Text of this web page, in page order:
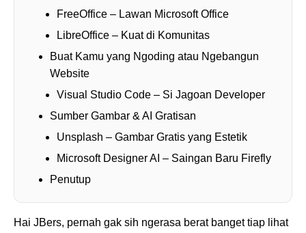
FreeOffice – Lawan Microsoft Office
LibreOffice – Kuat di Komunitas
Buat Kamu yang Ngoding atau Ngebangun
Website
Visual Studio Code – Si Jagoan Developer
Sumber Gambar & AI Gratisan
Unsplash – Gambar Gratis yang Estetik
Microsoft Designer AI – Saingan Baru Firefly
Penutup
Hai JBers, pernah gak sih ngerasa berat banget tiap lihat